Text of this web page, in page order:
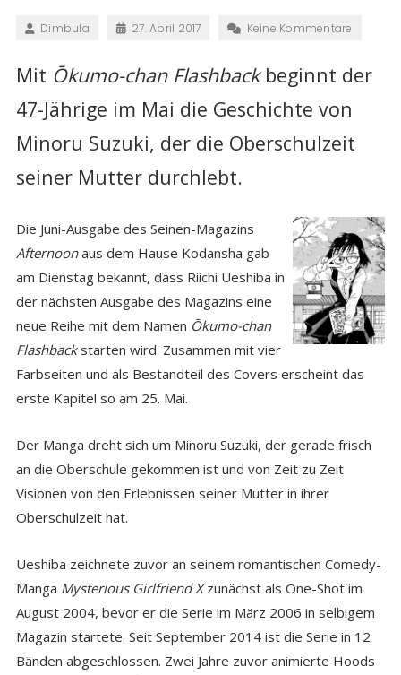
Dimbula 27. April 2017 Keine Kommentare
Mit Ōkumo-chan Flashbackbeginnt der
47-Jährige im Mai die Geschichte von
Minoru Suzuki, der die Oberschulzeit
seiner Mutter durchlebt.
Die Juni-Ausgabe des Seinen-Magazins
Afternoonaus dem Hause Kodansha gab
am Dienstag bekannt, dass Riichi Ueshiba in
der nächsten Ausgabe des Magazins eine
neue Reihe mit dem Namen Ōkumo-chan
Flashbackstarten wird. Zusammen mit vier
Farbseiten und als Bestandteil des Covers erscheint das
erste Kapitel so am 25. Mai.
Der Manga dreht sich um Minoru Suzuki, der gerade frisch
an die Oberschule gekommen ist und von Zeit zu Zeit
Visionen von den Erlebnissen seiner Mutter in ihrer
Oberschulzeit hat.
Ueshiba zeichnete zuvor an seinem romantischen Comedy-
Manga Mysterious Girlfriend Xzunächst als One-Shot im
August 2004, bevor er die Serie im März 2006 in selbigem
Magazin startete. Seit September 2014 ist die Serie in 12
Bänden abgeschlossen. Zwei Jahre zuvor animierte Hoods